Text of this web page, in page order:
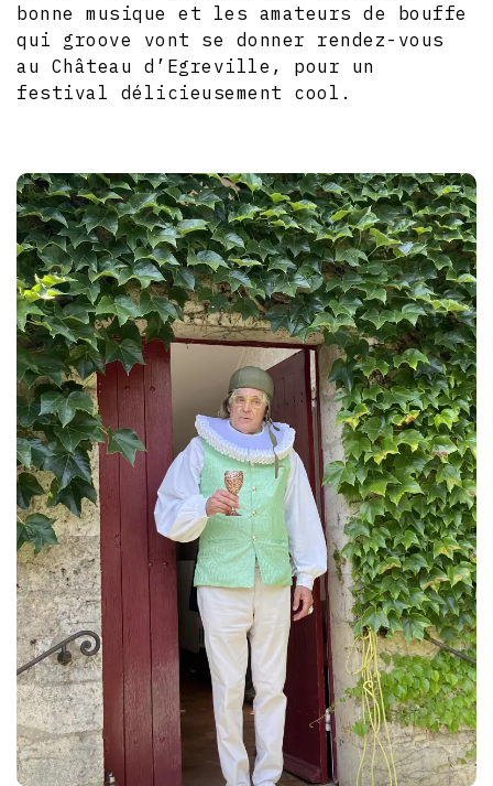
bonne musique et les amateurs de bouffe
qui groove vont se donner rendez-vous
au Château d’Egreville, pour un
festival délicieusement cool.